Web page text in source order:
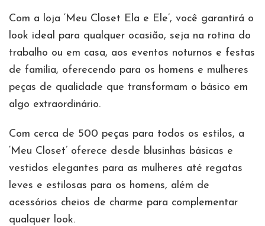
Com a loja ‘Meu Closet Ela e Ele’, você garantirá o
look ideal para qualquer ocasião, seja na rotina do
trabalho ou em casa, aos eventos noturnos e festas
de família, oferecendo para os homens e mulheres
peças de qualidade que transformam o básico em
algo extraordinário.
Com cerca de 500 peças para todos os estilos, a
‘Meu Closet’ oferece desde blusinhas básicas e
vestidos elegantes para as mulheres até regatas
leves e estilosas para os homens, além de
acessórios cheios de charme para complementar
qualquer look.